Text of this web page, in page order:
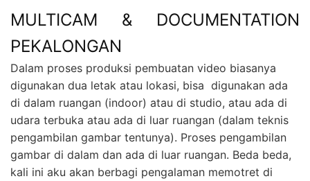
MULTICAM & DOCUMENTATION
PEKALONGAN
Dalam proses produksi pembuatan video biasanya
digunakan dua letak atau lokasi, bisa digunakan ada
di dalam ruangan (indoor) atau di studio, atau ada di
udara terbuka atau ada di luar ruangan (dalam teknis
pengambilan gambar tentunya). Proses pengambilan
gambar di dalam dan ada di luar ruangan. Beda beda,
kali ini aku akan berbagi pengalaman memotret di